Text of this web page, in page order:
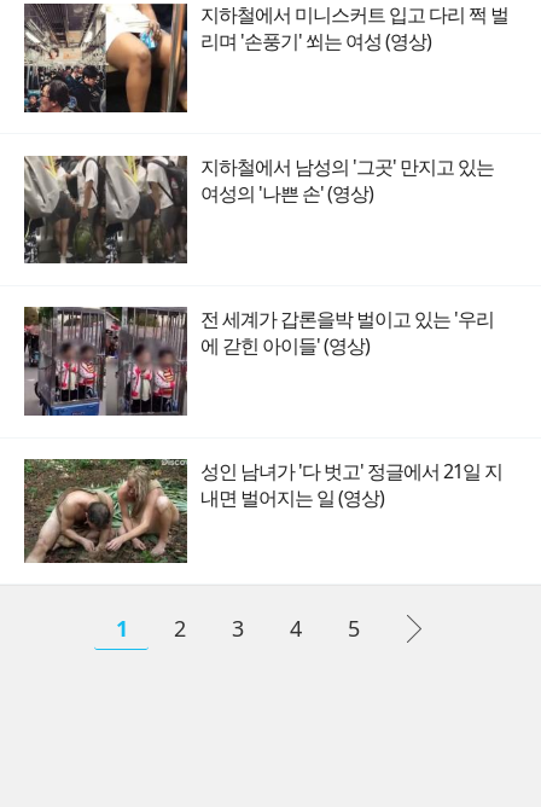
지하철에서 미니스커트 입고 다리 쩍 벌
리며 '손풍기' 쐬는 여성 (영상)
지하철에서 남성의 '그곳' 만지고 있는
여성의 '나쁜 손' (영상)
전 세계가 갑론을박 벌이고 있는 '우리
에 갇힌 아이들' (영상)
성인 남녀가 '다 벗고' 정글에서 21일 지
내면 벌어지는 일 (영상)
1 2 3 4 5